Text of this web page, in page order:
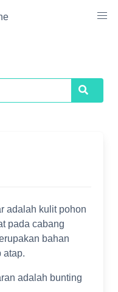
Search
adalah kulit pohon
pada cabang
bahan
atap.
adalah bunting